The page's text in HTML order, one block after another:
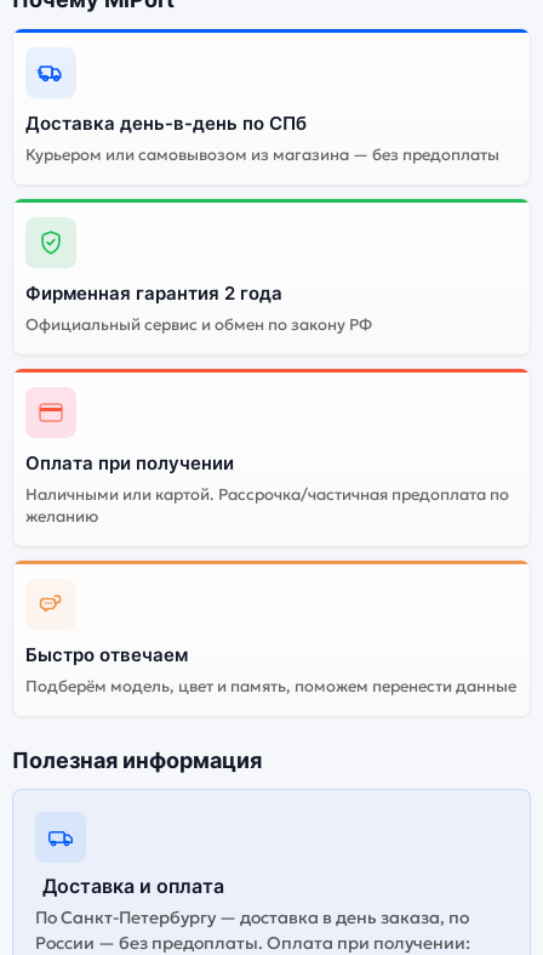
Apple iPhone 17 (nano SIM+eSIM)
512Gb Lavender (Фиолетовый):
Энергоемкий
цветов и моделей
Apple iPhone 17 (nano
Lavender (Фиолетовый)
Существует не оригинальная и оригинальная версия
смартфона Apple iPhone 17 (nano SIM+eSIM) 512Gb
оригинальной версию — она полностью
адаптирована и поддерживает все сервисы. Не
корректная работа сервисов не гарантируется.
Доставка день-в-день по СПб
Курьером или самовывозом из магазина — без предоплаты
Фирменная гарантия 2 года
Официальный сервис и обмен по закону РФ
Оплата при получении
Наличными или картой. Рассрочка/частичная предоплата по
желанию
Быстро отвечаем
Подберём модель, цвет и память, поможем перенести данные
Полезная информация
Доставка и оплата
По Санкт-Петербургу — доставка в день заказа, по
России — без предоплаты. Оплата при получении: